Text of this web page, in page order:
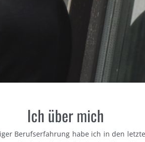
Ich über mich
Berufserfahrung habe ich in den